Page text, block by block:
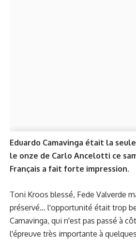
Eduardo Camavinga était la
le onze de Carlo Ancelotti ce
Français a fait forte impression.
Toni Kroos blessé, Fede Valverde
préservé... l'opportunité était trop
Camavinga, qui n'est pas passé à
l'épreuve très importante à